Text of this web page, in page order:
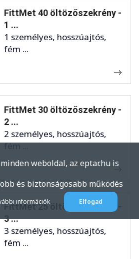
FittMet 40 öltözőszekrény -
1 ...
1 személyes, hosszúajtós,
fém ...
FittMet 30 öltözőszekrény -
2 ...
2 személyes, hosszúajtós,
fém ...
FittMet 25 öltözőszekrény -
3 ...
3 személyes, hosszúajtós,
fém ...
weboldal, az eptar.hu is
és biztonságosabb működés
információk Elfogad